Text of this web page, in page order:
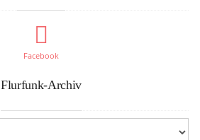
Facebook
Flurfunk-Archiv